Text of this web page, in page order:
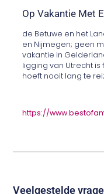
Op Vakantie Met
de Betuwe en het
en Nijmegen; geen
vakantie in
ligging van Utrecht is
hoeft nooit lang te
https://
Veelgestelde